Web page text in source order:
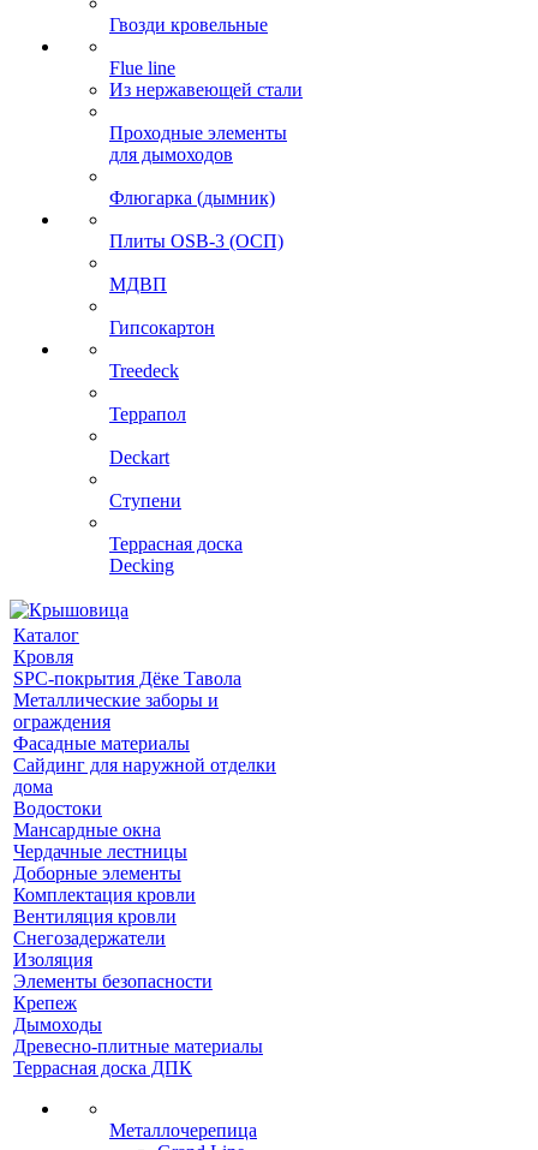
Гвозди кровельные
Flue line
Из нержавеющей стали
Проходные элементы
для дымоходов
Флюгарка (дымник)
Плиты OSB-3 (ОСП)
МДВП
Гипсокартон
Treedeck
Террапол
Deckart
Ступени
Террасная доска
Decking
Каталог
Кровля
SPC-покрытия Дёке Тавола
Металлические заборы и
ограждения
Фасадные материалы
Сайдинг для наружной отделки
дома
Водостоки
Мансардные окна
Чердачные лестницы
Доборные элементы
Комплектация кровли
Вентиляция кровли
Снегозадержатели
Изоляция
Элементы безопасности
Крепеж
Дымоходы
Древесно-плитные материалы
Террасная доска ДПК
Металлочерепица